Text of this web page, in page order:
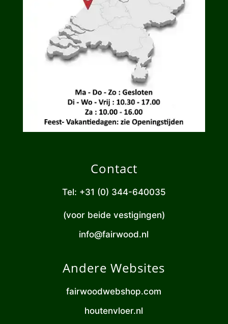
Contact
Tel: +31 (0) 344-640035
(voor beide vestigingen)
info@fairwood.nl
Andere Websites
fairwoodwebshop.com
houtenvloer.nl